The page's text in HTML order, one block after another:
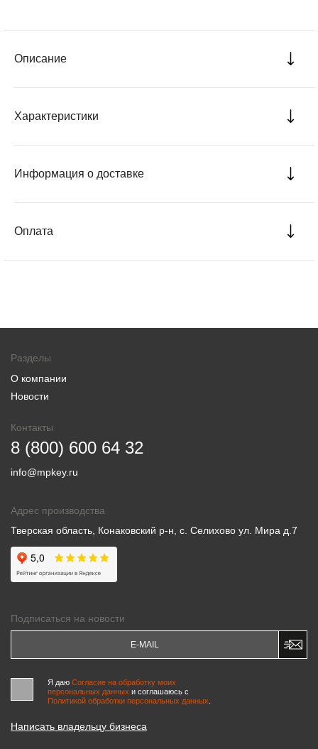
Описание
Характеристики
Информация о доставке
Оплата
Разделы
О компании
Новости
Контакты
8 (800) 600 64 32
info@mpkey.ru
Адрес производства
Тверская область, Конаковский р-н, с. Селихово ул. Мира д.7
Подписаться на новости
Я даю Согласие на обработку моих
персональных данных и соглашаюсь c
Политикой обработки персональных данных
Написать владельцу бизнеса